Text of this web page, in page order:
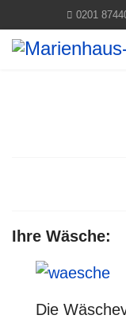
0201
Ihre Wäsche:
Die